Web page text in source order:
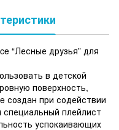
“Лесные друзья” для
в детской
поверхность,
создан при содействии
специальный плейлист
успокаивающих